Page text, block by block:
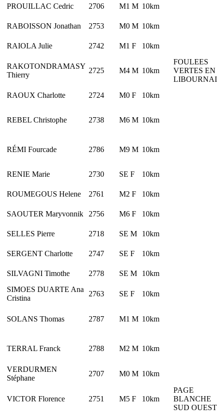
PROUILLAC Cedric 2706 M1 M 10km
RABOISSON Jonathan 2753 M0 M 10km
RAIOLA Julie 2742 M1 F 10km
RAKOTONDRAMASY
Thierry
2725 M4 M 10km
FOULEES
VERTES EN
RAOUX Charlotte
2724 M0 F 10km
REBEL Christophe 2738 M6 M 10km
RÉMI Fourcade 2786 M9 M 10km
RENIE Marie 2730 SE F 10km
ROUMEGOUS Helene 2761 M2 F 10km
SAOUTER Maryvonnik 2756 M6 F 10km
SELLES Pierre 2718 SE M 10km
SERGENT Charlotte 2747 SE F 10km
SILVAGNI Timothe 2778 SE M
10km
SIMOES DUARTE Ana
Cristina
2763 SE F 10km
SOLANS Thomas 2787 M1 M 10km
TERRAL Franck 2788 M2 M 10km
VERDURMEN
Stéphane
2707 M0 M 10km
VICTOR Florence 2751 M5 F 10km
PAGE
BLANCHE
SUD